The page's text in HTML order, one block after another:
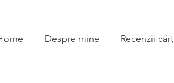
Despre mine Recenzii